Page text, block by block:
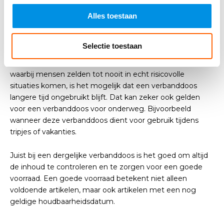
Alles toestaan
Selectie toestaan
voorraad
Normaal gesproken hoeft een verbanddoos gelukkig niet
ongevallen en andere incidenten. Het is altijd te hopen
waarbij mensen zelden tot nooit in echt risicovolle
situaties komen, is het mogelijk dat een verbanddoos
langere tijd ongebruikt blijft. Dat kan zeker ook gelden
voor een verbanddoos voor onderweg. Bijvoorbeeld
wanneer deze verbanddoos dient voor gebruik tijdens
tripjes of vakanties.
Juist bij een dergelijke verbanddoos is het goed om altijd
de inhoud te controleren en te zorgen voor een goede
voorraad. Een goede voorraad betekent niet alleen
voldoende artikelen, maar ook artikelen met een nog
geldige houdbaarheidsdatum.